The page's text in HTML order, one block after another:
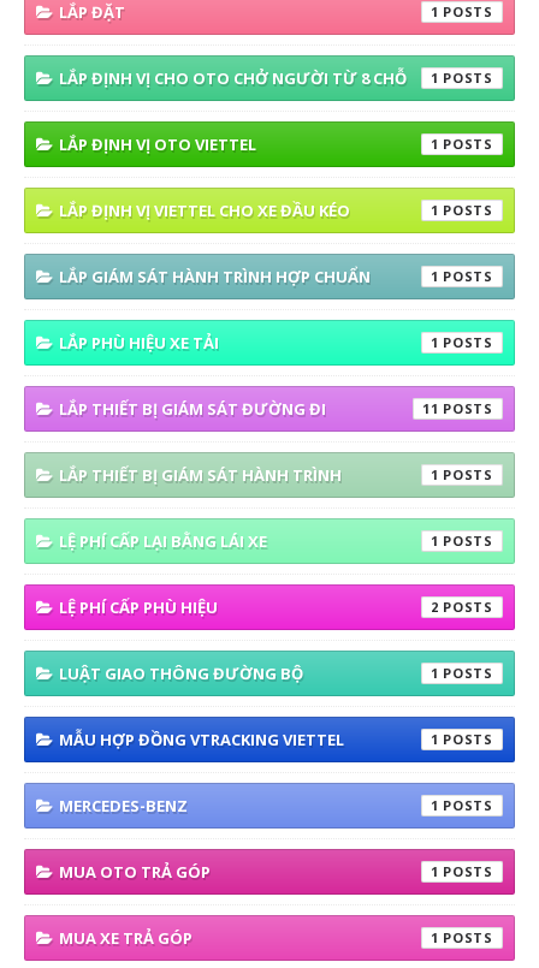
LẮP ĐẶT 1
LẮP ĐỊNH VỊ CHO OTO CHỞ NGƯỜI TỪ 8 CHỖ 1
LẮP ĐỊNH VỊ OTO VIETTEL 1
LẮP ĐỊNH VỊ VIETTEL CHO XE ĐẦU KÉO 1
LẮP GIÁM SÁT HÀNH TRÌNH HỢP CHUẨN 1
LẮP PHÙ HIỆU XE TẢI 1
LẮP THIẾT BỊ GIÁM SÁT ĐƯỜNG ĐI 11
LẮP THIẾT BỊ GIÁM SÁT HÀNH TRÌNH 1
LỆ PHÍ CẤP LẠI BẰNG LÁI XE 1
LỆ PHÍ CẤP PHÙ HIỆU 2
LUẬT GIAO THÔNG ĐƯỜNG BỘ 1
MẪU HỢP ĐỒNG VTRACKING VIETTEL 1
MERCEDES-BENZ 1
MUA OTO TRẢ GÓP 1
MUA XE TRẢ GÓP 1